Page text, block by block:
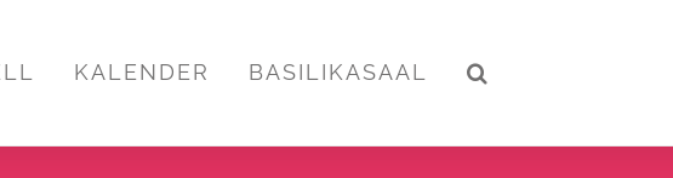
KALENDER BASILIKASAAL